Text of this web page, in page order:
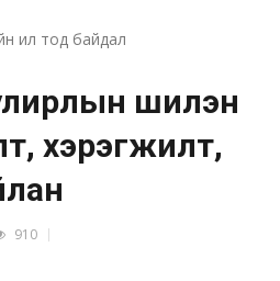
ил тод байдал
шилэн
хэрэгжилт,
910